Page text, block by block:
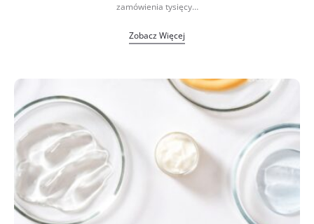
zamówienia tysięcy…
Zobacz Więcej